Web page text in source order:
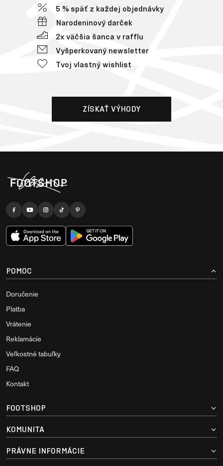
5 % späť z každej objednávky
Narodeninový darček
2x väčšia šanca v rafflu
Vyšperkovaný newsletter
Tvoj vlastný wishlist
ZÍSKAŤ VÝHODY
POMOC
Doručenie
Platba
Vrátenie
Reklamácie
Veľkostné tabuľky
FAQ
Kontakt
FOOTSHOP
KOMUNITA
PRÁVNE INFORMÁCIE